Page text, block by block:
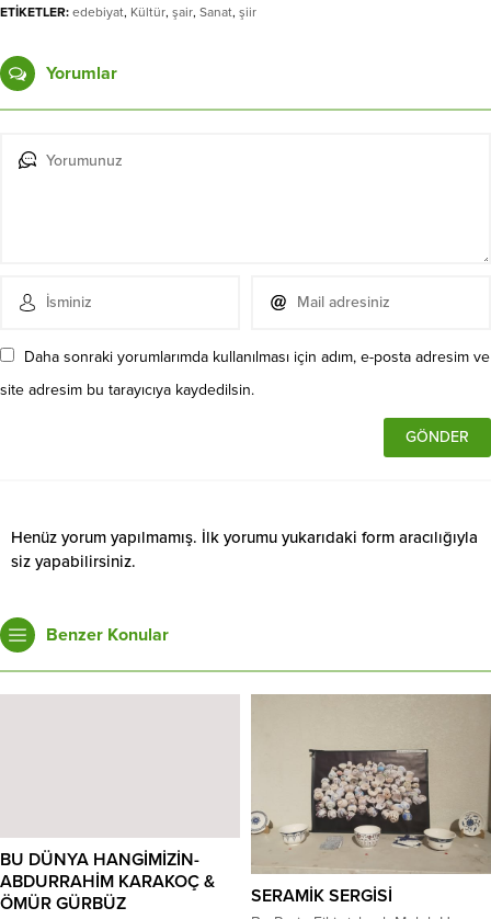
ETİKETLER: edebiyat, Kültür, şair, Sanat, şiir
Yorumlar
Daha sonraki yorumlarımda kullanılması için adım, e-posta adresim ve
site adresim bu tarayıcıya kaydedilsin.
Henüz yorum yapılmamış. İlk yorumu yukarıdaki form aracılığıyla
siz yapabilirsiniz.
Benzer Konular
BU DÜNYA HANGİMİZİN-
ABDURRAHİM KARAKOÇ &
ÖMÜR GÜRBÜZ
SERAMİK SERGİSİ